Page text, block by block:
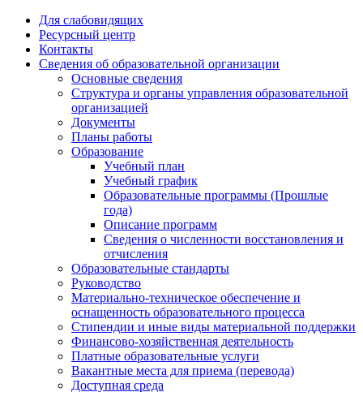
Для слабовидящих
Ресурсный центр
Контакты
Сведения об образовательной организации
Основные сведения
Структура и органы управления образовательной
организацией
Документы
Планы работы
Образование
Учебный план
Учебный график
Образовательные программы (Прошлые
года)
Описание программ
Сведения о численности восстановления и
отчисления
Образовательные стандарты
Руководство
Материально-техническое обеспечение и
оснащенность образовательного процесса
Стипендии и иные виды материальной поддержки
Финансово-хозяйственная деятельность
Платные образовательные услуги
Вакантные места для приема (перевода)
Доступная среда